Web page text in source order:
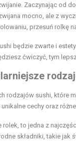
Zaczynając od
mocno, ale z
przesuń rolkę
będzie zwarte i
ćwiczyć, tym
rodzajów sushi, które
cechy oraz
rolek, to jedna z
składniki, takie jak